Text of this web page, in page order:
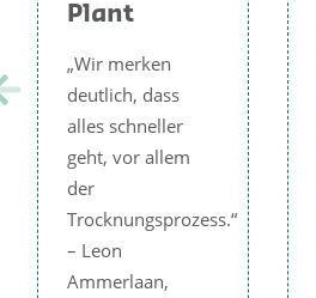
Plant
„Wir merken
deutlich, dass
alles schneller
geht, vor allem
der
Trocknungsprozess.“
– Leon
Ammerlaan,